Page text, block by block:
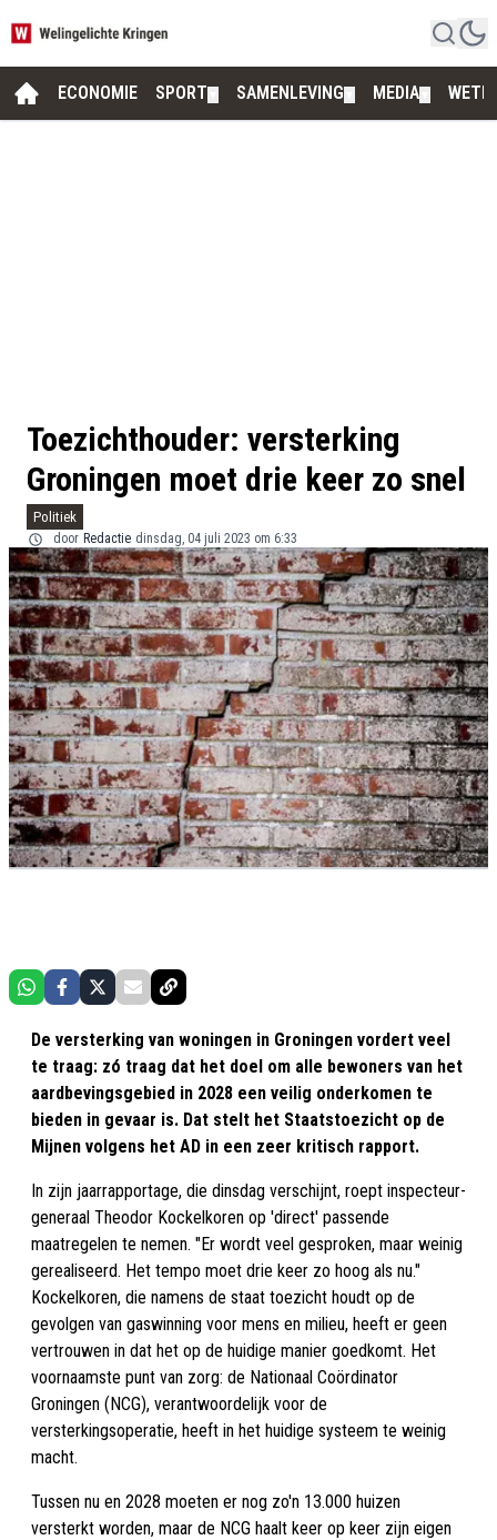
ECONOMIE SPORT SAMENLEVING MEDIA
Toezichthouder: versterking
Groningen moet drie keer zo snel
Politiek
door Redactie dinsdag, 04 juli 2023 om 6:33
De versterking van woningen in Groningen vordert veel
te traag: zó traag dat het doel om alle bewoners van het
aardbevingsgebied in 2028 een veilig onderkomen te
bieden in gevaar is. Dat stelt het Staatstoezicht op de
Mijnen volgens het AD in een zeer kritisch rapport.
In zijn jaarrapportage, die dinsdag verschijnt, roept inspecteur-
generaal Theodor Kockelkoren op 'direct' passende
maatregelen te nemen. "Er wordt veel gesproken, maar weinig
gerealiseerd. Het tempo moet drie keer zo hoog als nu."
Kockelkoren, die namens de staat toezicht houdt op de
gevolgen van gaswinning voor mens en milieu, heeft er geen
vertrouwen in dat het op de huidige manier goedkomt. Het
voornaamste punt van zorg: de Nationaal Coördinator
Groningen (NCG), verantwoordelijk voor de
versterkingsoperatie, heeft in het huidige systeem te weinig
macht.
Tussen nu en 2028 moeten er nog zo'n 13.000 huizen
versterkt worden, maar de NCG haalt keer op keer zijn eigen